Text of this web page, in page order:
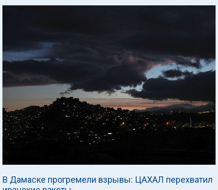
В Дамаске прогремели взрывы: ЦАХАЛ перехватил